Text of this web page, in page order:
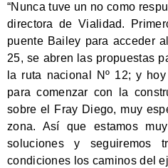
“Nunca tuve un no como
directora de Vialidad.
puente Bailey para acceder
25, se abren las propuestas
la ruta nacional Nº 12; y
para comenzar con la
sobre el Fray Diego, muy
zona. Así que estamos
soluciones y seguiremos
condiciones los caminos del